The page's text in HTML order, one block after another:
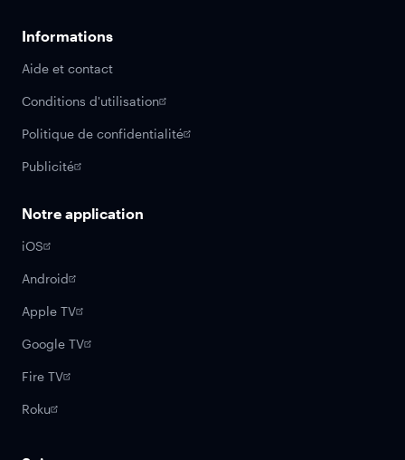
Informations
Aide et contact
Conditions d'utilisation
Politique de confidentialité
Publicité
Notre application
iOS
Android
Apple TV
Google TV
Fire TV
Roku